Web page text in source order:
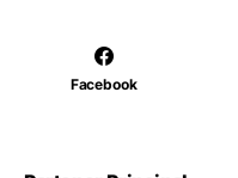
Facebook